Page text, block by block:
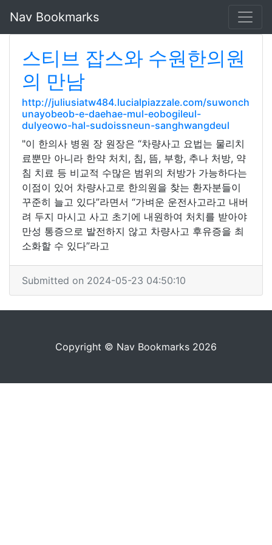
Nav Bookmarks
스티브 잡스와 수원한의원
의 만남
http://juliusiatw484.lucialpiazzale.com/suwonch
unayobeob-e-daehae-mul-eobogileul-
dulyeowo-hal-sudoissneun-sanghwangdeul
"이 한의사 병원 장 원장은 “차량사고 요법는 물리치
료뿐만 아니라 한약 처치, 침, 뜸, 부항, 추나 처방, 약
침 치료 등 비교적 수많은 범위의 처방가 가능하다는
이점이 있어 차량사고로 한의원을 찾는 환자분들이
꾸준히 늘고 있다”라면서 “가벼운 운전사고라고 내버
려 두지 마시고 사고 초기에 내원하여 처치를 받아야
만성 통증으로 발전하지 않고 차량사고 후유증을 최
소화할 수 있다”라고
Submitted on 2024-05-23 04:50:10
Copyright © Nav Bookmarks 2026